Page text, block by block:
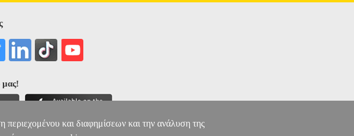
μας!
περιεχομένου και διαφημίσεων και την ανάλυση της